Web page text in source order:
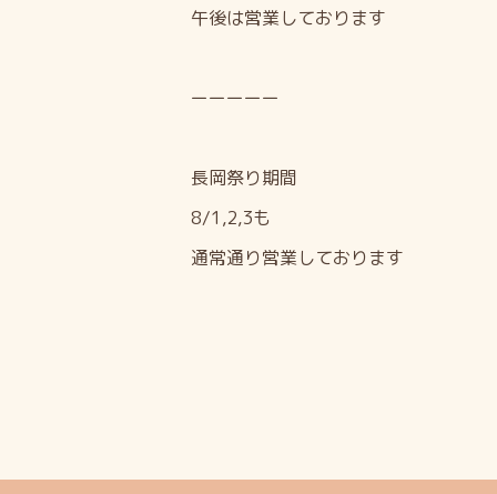
午後は営業しております
ーーーーー
長岡祭り期間
8/1,2,3も
通常通り営業しております